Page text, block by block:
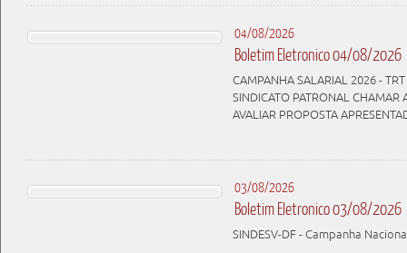
04/08/2026
Boletim Eletronico 04/08/2026
CAMPANHA SALARIAL 2026 -
SINDICATO PATRONAL CHAMAR
AVALIAR PROPOSTA
03/08/2026
Boletim Eletronico 03/08/2026
SINDESV-DF - Campanha